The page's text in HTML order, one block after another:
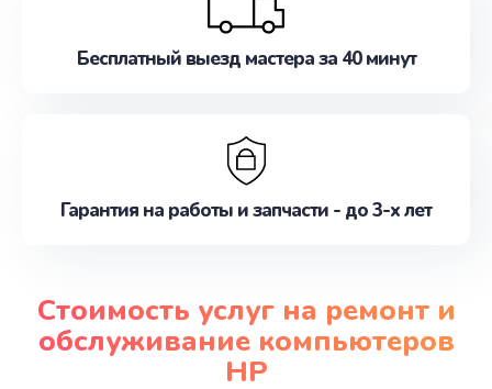
Бесплатный выезд мастера за 40 минут
Гарантия на работы и запчасти - до 3-х лет
Стоимость услуг на ремонт и
обслуживание компьютеров
HP